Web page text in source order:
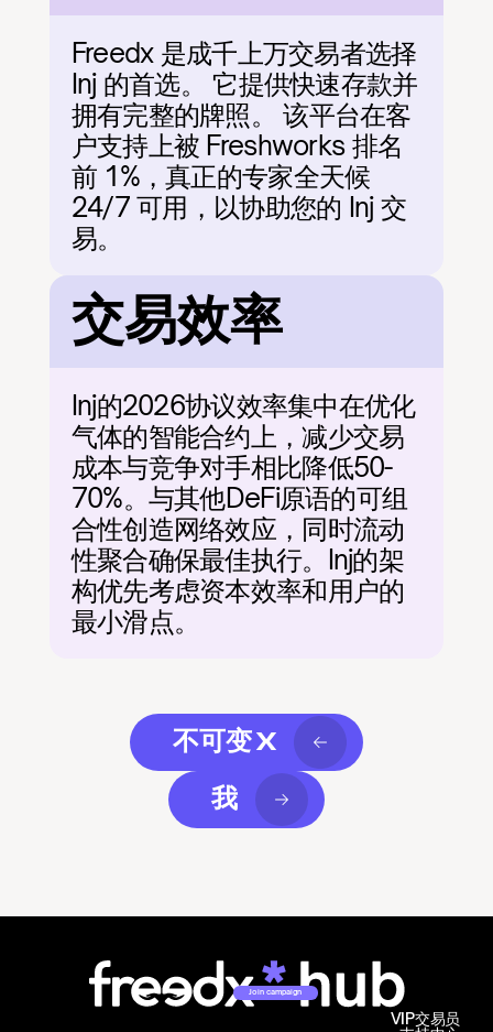
Freedx 是成千上万交易者选择
Inj 的首选。 它提供快速存款并
拥有完整的牌照。 该平台在客
户支持上被 Freshworks 排名
前 1%，真正的专家全天候
24/7 可用，以协助您的 Inj 交
易。
交易效率
Inj的2026协议效率集中在优化
气体的智能合约上，减少交易
成本与竞争对手相比降低50-
70%。与其他DeFi原语的可组
合性创造网络效应，同时流动
性聚合确保最佳执行。Inj的架
构优先考虑资本效率和用户的
最小滑点。
不可变 X
我
Join campaign
VIP交易员